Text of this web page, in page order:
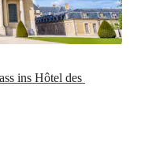
ins Hôtel des